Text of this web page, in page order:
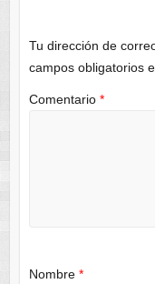
Tu dirección de
campos obligatorios
Comentario *
Nombre *